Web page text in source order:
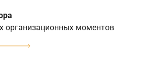
организационных моментов